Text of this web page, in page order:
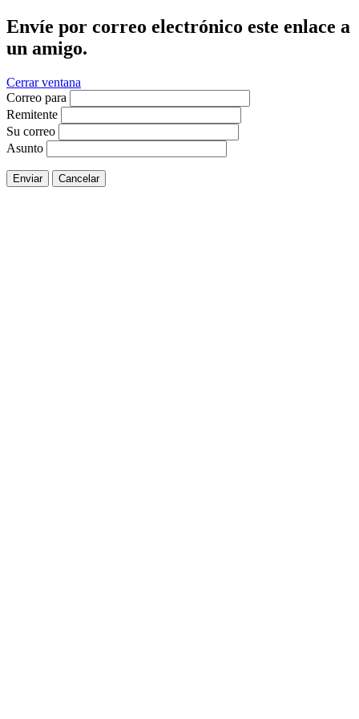
Envíe por correo electrónico este enlace a
un amigo.
Cerrar ventana
Correo para
Remitente
Su correo
Asunto
Enviar Cancelar